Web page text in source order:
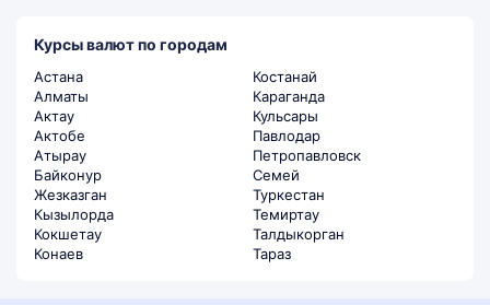
Курсы валют по городам
Астана
Алматы
Актау
Актобе
Атырау
Байконур
Жезказган
Кызылорда
Кокшетау
Конаев
Костанай
Караганда
Кульсары
Павлодар
Петропавловск
Семей
Туркестан
Темиртау
Талдыкорган
Тараз